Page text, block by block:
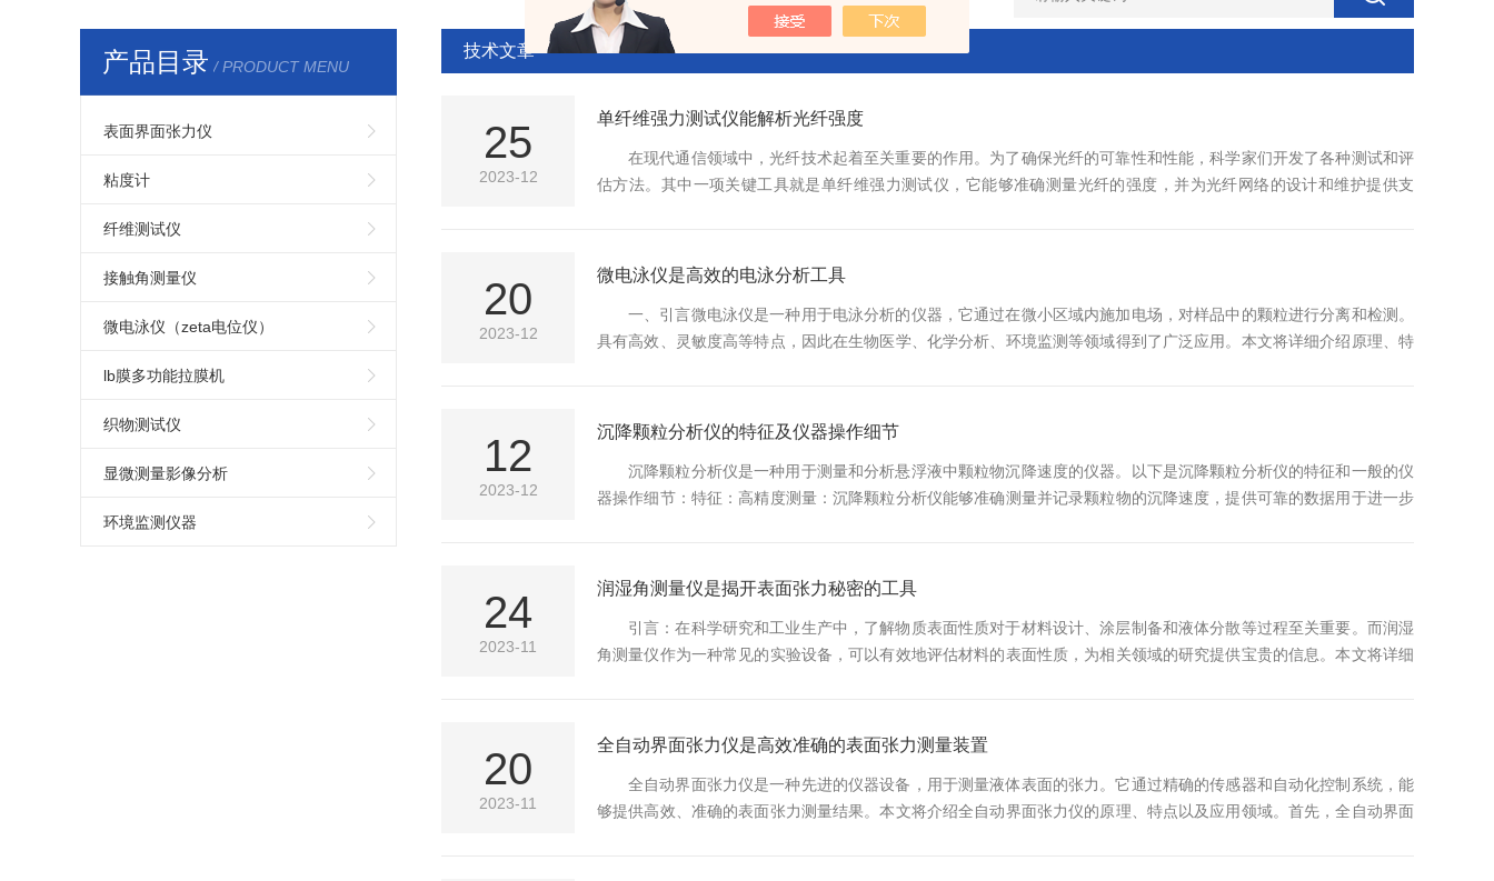
产品目录 / PRODUCT MENU
表面界面张力仪
粘度计
纤维测试仪
接触角测量仪
微电泳仪（zeta电位仪）
lb膜多功能拉膜机
织物测试仪
显微测量影像分析
环境监测仪器
技术文章
25
2023-12
单纤维强力测试仪能解析光纤强度
在现代通信领域中，光纤技术起着至关重要的作用。为了确保光纤的可靠性和性能，科学家们开发了各种测试和评
估方法。其中一项关键工具就是单纤维强力测试仪，它能够准确测量光纤的强度，并为光纤网络的设计和维护提供支
理基于光纤的材料特性和物理行为。它通常由一个夹具和一个力传感器组成，夹...
20
2023-12
微电泳仪是高效的电泳分析工具
一、引言微电泳仪是一种用于电泳分析的仪器，它通过在微小区域内施加电场，对样品中的颗粒进行分离和检测。
具有高效、灵敏度高等特点，因此在生物医学、化学分析、环境监测等领域得到了广泛应用。本文将详细介绍原理、特
素有关。通过测量颗粒的迁移速度或迁移距离，可以推算出颗粒的电荷量、粒径...
12
2023-12
沉降颗粒分析仪的特征及仪器操作细节
沉降颗粒分析仪是一种用于测量和分析悬浮液中颗粒物沉降速度的仪器。以下是沉降颗粒分析仪的特征和一般的仪
器操作细节：特征：高精度测量：沉降颗粒分析仪能够准确测量并记录颗粒物的沉降速度，提供可靠的数据用于进一步
率。数据处理与报告生成：该仪器通常配备软件来处理收集到的数据，并生成相...
24
2023-11
润湿角测量仪是揭开表面张力秘密的工具
引言：在科学研究和工业生产中，了解物质表面性质对于材料设计、涂层制备和液体分散等过程至关重要。而润湿
角测量仪作为一种常见的实验设备，可以有效地评估材料的表面性质，为相关领域的研究提供宝贵的信息。本文将详细
算润湿角。通常，液滴会在固体表面上展开或收缩，当液滴展开时，润湿角为...
20
2023-11
全自动界面张力仪是高效准确的表面张力测量装置
全自动界面张力仪是一种先进的仪器设备，用于测量液体表面的张力。它通过精确的传感器和自动化控制系统，能
够提供高效、准确的表面张力测量结果。本文将介绍全自动界面张力仪的原理、特点以及应用领域。首先，全自动界面